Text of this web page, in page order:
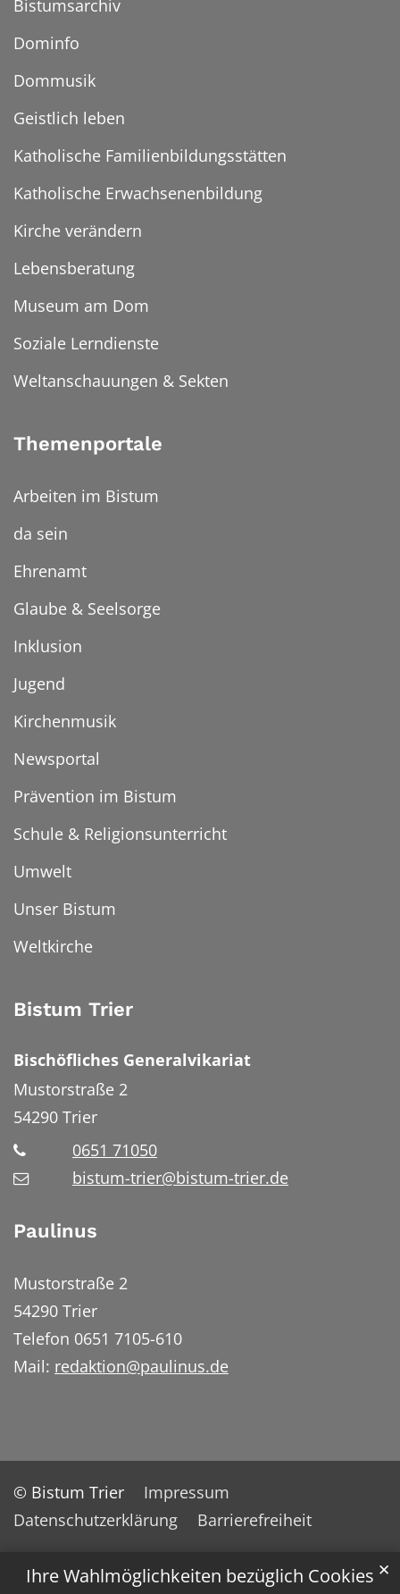
Ihre Wahlmöglichkeiten bezüglich Cookies ✕
Bistumsarchiv
Dominfo
Dommusik
Geistlich leben
Katholische Familienbildungsstätten
Katholische Erwachsenenbildung
Kirche verändern
Lebensberatung
Museum am Dom
Soziale Lerndienste
Weltanschauungen & Sekten
Themenportale
Arbeiten im Bistum
da sein
Ehrenamt
Glaube & Seelsorge
Inklusion
Jugend
Kirchenmusik
Newsportal
Prävention im Bistum
Schule & Religionsunterricht
Umwelt
Unser Bistum
Weltkirche
Bistum Trier
Bischöfliches Generalvikariat
Mustorstraße 2
54290 Trier
0651 71050
bistum-trier@bistum-trier.de
Paulinus
Mustorstraße 2
54290 Trier
Telefon 0651 7105-610
Mail: redaktion@paulinus.de
© Bistum Trier
Impressum
Datenschutzerklärung
Barrierefreiheit